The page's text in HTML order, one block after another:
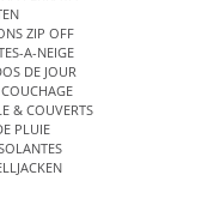
ZIP OFF
A-NEIGE
DE JOUR
& COUVERTS
PLUIE